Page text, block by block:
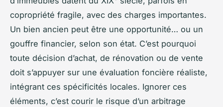
copropriété fragile, avec des charges importantes.
Un bien ancien peut être une opportunité… ou un
gouffre financier, selon son état. C’est pourquoi
toute décision d’achat, de rénovation ou de vente
doit s’appuyer sur une évaluation foncière réaliste,
intégrant ces spécificités locales. Ignorer ces
éléments, c’est courir le risque d’un arbitrage